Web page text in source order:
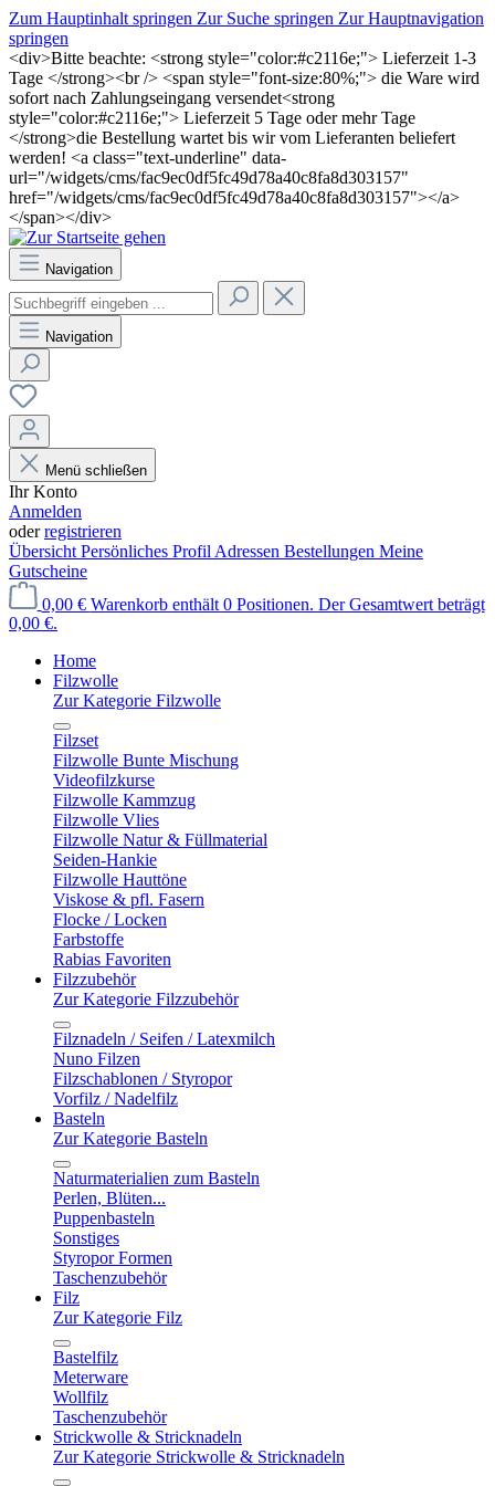
Zum Hauptinhalt springen Zur Suche springen Zur Hauptnavigation
springen
<div>Bitte beachte: <strong style="color:#c2116e;"> Lieferzeit 1-3
Tage </strong><br /> <span style="font-size:80%;"> die Ware wird
sofort nach Zahlungseingang versendet<strong
style="color:#c2116e;"> Lieferzeit 5 Tage oder mehr Tage
</strong>die Bestellung wartet bis wir vom Lieferanten beliefert
werden! <a class="text-underline" data-
url="/widgets/cms/fac9ec0df5fc49d78a40c8fa8d303157"
href="/widgets/cms/fac9ec0df5fc49d78a40c8fa8d303157"></a>
</span></div>
Navigation
Navigation
Menü schließen
Ihr Konto
Anmelden
oderregistrieren
Übersicht Persönliches Profil Adressen Bestellungen Meine
Gutscheine
0,00 € Warenkorb enthält 0 Positionen. Der Gesamtwert beträgt
0,00 €.
Home
Filzwolle
Zur Kategorie Filzwolle
Filzset
Filzwolle Bunte Mischung
Videofilzkurse
Filzwolle Kammzug
Filzwolle Vlies
Filzwolle Natur & Füllmaterial
Seiden-Hankie
Filzwolle Hauttöne
Viskose & pfl. Fasern
Flocke / Locken
Farbstoffe
Rabias Favoriten
Filzzubehör
Zur Kategorie Filzzubehör
Filznadeln / Seifen / Latexmilch
Nuno Filzen
Filzschablonen / Styropor
Vorfilz / Nadelfilz
Basteln
Zur Kategorie Basteln
Naturmaterialien zum Basteln
Perlen, Blüten...
Puppenbasteln
Sonstiges
Styropor Formen
Taschenzubehör
Filz
Zur Kategorie Filz
Bastelfilz
Meterware
Wollfilz
Taschenzubehör
Strickwolle & Stricknadeln
Zur Kategorie Strickwolle & Stricknadeln